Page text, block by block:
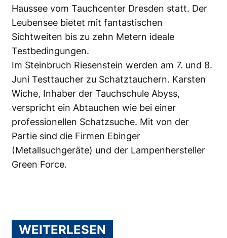
Haussee vom Tauchcenter Dresden statt. Der
Leubensee bietet mit fantastischen
Sichtweiten bis zu zehn Metern ideale
Testbedingungen.
Im Steinbruch Riesenstein werden am 7. und 8.
Juni Testtaucher zu Schatztauchern. Karsten
Wiche, Inhaber der Tauchschule Abyss,
verspricht ein Abtauchen wie bei einer
professionellen Schatzsuche. Mit von der
Partie sind die Firmen Ebinger
(Metallsuchgeräte) und der Lampenhersteller
Green Force.
WEITERLESEN